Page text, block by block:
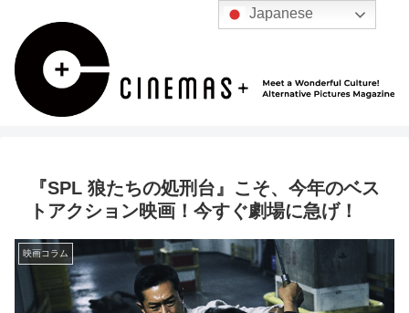
『SPL 狼たちの処刑台』こそ、今年のベス
トアクション映画！今すぐ劇場に急げ！
映画コラム
Japanese